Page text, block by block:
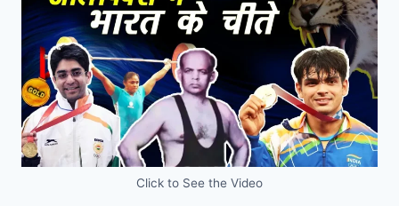
Click to See the Video